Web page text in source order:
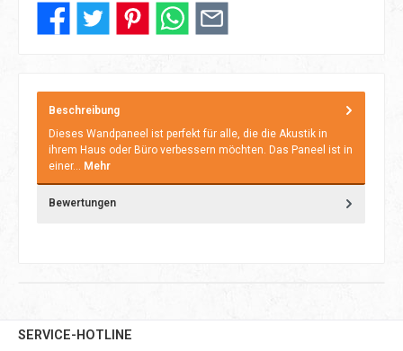
Beschreibung
Dieses Wandpaneel ist perfekt für alle, die die Akustik in
ihrem Haus oder Büro verbessern möchten. Das Paneel ist in
einer… Mehr
Bewertungen
SERVICE-HOTLINE